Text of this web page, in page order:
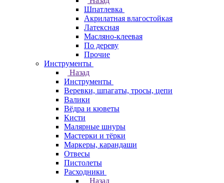
Шпатлевка
Акрилатная влагостойкая
Латексная
Масляно-клеевая
По дереву
Прочие
Инструменты
Назад
Инструменты
Веревки, шпагаты, тросы, цепи
Валики
Вёдра и кюветы
Кисти
Малярные шнуры
Мастерки и тёрки
Маркеры, карандаши
Отвесы
Пистолеты
Расходники
Назад